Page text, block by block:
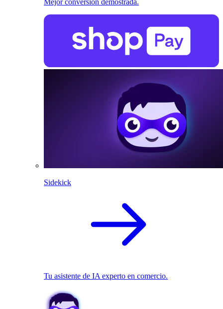
Mejor conversión demostrada.
Sidekick
Tu asistente de IA experto en comercio.